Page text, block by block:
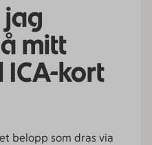
mitt
kort
belopp som dras via